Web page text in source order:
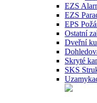
EZS
EZS
EPS
Ostatní
Dveřní
Skryté
SKS